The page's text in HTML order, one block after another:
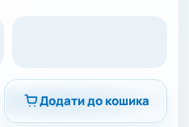
Додати до кошика